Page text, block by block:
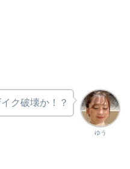
ゆう
ク破壊か！？